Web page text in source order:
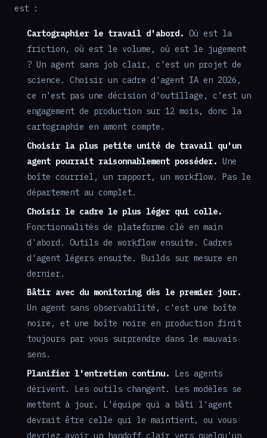
est :
Cartographier le travail d'abord. Où est la
friction, où est le volume, où est le jugement
? Un agent sans job clair, c'est un projet de
science. Choisir un cadre d'agent IA en 2026,
ce n'est pas une décision d'outillage, c'est un
engagement de production sur 12 mois, donc la
cartographie en amont compte.
Choisir la plus petite unité de travail qu'un
agent pourrait raisonnablement posséder. Une
boîte courriel, un rapport, un workflow. Pas le
département au complet.
Choisir le cadre le plus léger qui colle.
Fonctionnalités de plateforme clé en main
d'abord. Outils de workflow ensuite. Cadres
d'agent légers ensuite. Builds sur mesure en
dernier.
Bâtir avec du monitoring dès le premier jour.
Un agent sans observabilité, c'est une boîte
noire, et une boîte noire en production finit
toujours par vous surprendre dans le mauvais
sens.
Planifier l'entretien continu.
Les agents
dérivent. Les outils changent. Les modèles se
mettent à jour. L'équipe qui a bâti l'agent
devrait être celle qui le maintient, ou vous
devriez avoir un handoff clair vers quelqu'un